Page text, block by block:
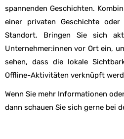
spannenden Geschichten.
einer privaten Geschichte
Standort. Bringen Sie sich
Unternehmer:innen vor Ort ein,
sehen, dass die lokale
Offline-Aktivitäten verknüpft
Wenn Sie mehr Informationen
dann schauen Sie sich gerne bei